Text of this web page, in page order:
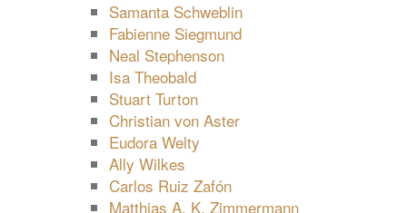
Samanta Schweblin
Fabienne Siegmund
Neal Stephenson
Isa Theobald
Stuart Turton
Christian von Aster
Eudora Welty
Ally Wilkes
Carlos Ruiz Zafón
Matthias A. K. Zimmermann